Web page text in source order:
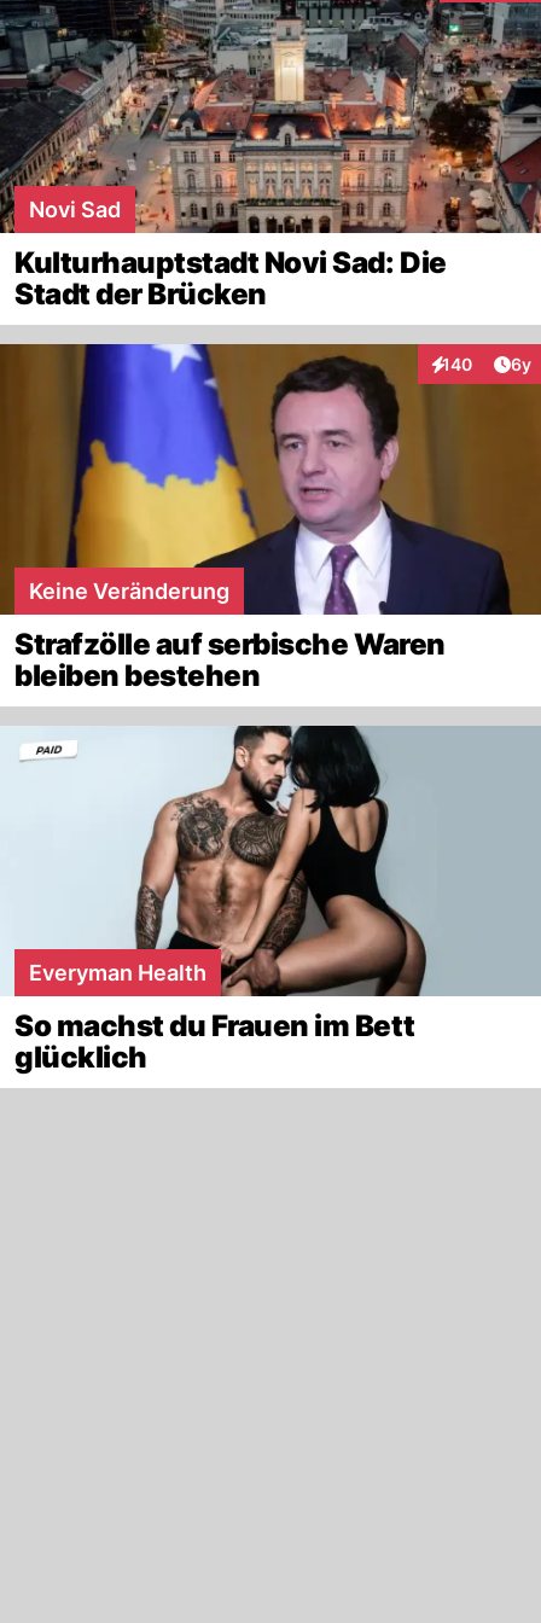
Novi Sad
Kulturhauptstadt Novi Sad: Die
Stadt der Brücken
140
Interaktionen
6y
Keine Veränderung
Strafzölle auf serbische Waren
bleiben bestehen
Everyman Health
So machst du Frauen im Bett
glücklich